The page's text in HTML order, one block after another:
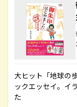
大ヒット「地球の
ックエッセイ。イ
た